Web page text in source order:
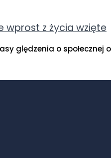
wprost z życia wzięte
ględzenia o